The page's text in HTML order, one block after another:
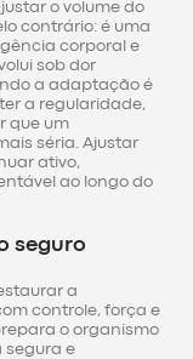
o volume do
contrário: é uma
corporal e
sob dor
a adaptação é
a regularidade,
que um
séria. Ajustar
ativo,
ao longo do
seguro
a
controle, força e
o organismo
segura e